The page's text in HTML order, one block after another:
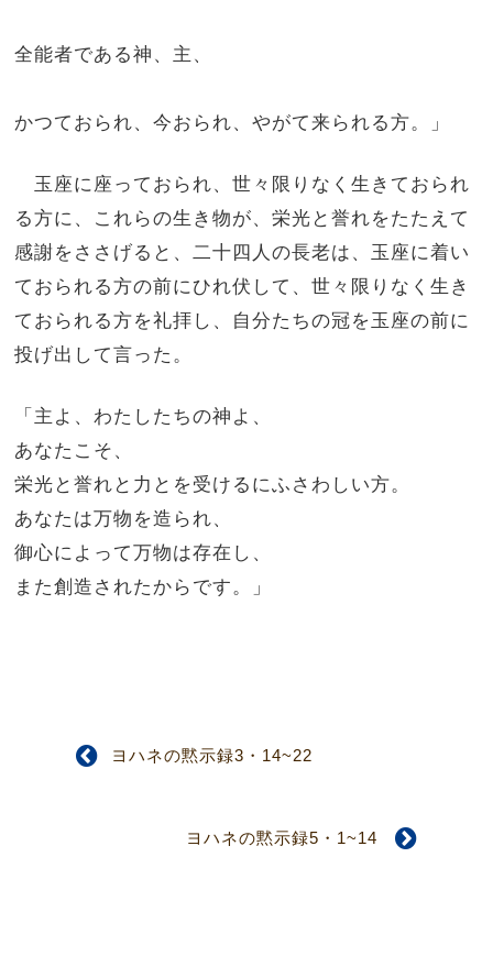
全能者である神、主、
かつておられ、今おられ、やがて来られる方。」
玉座に座っておられ、世々限りなく生きておられ
る方に、これらの生き物が、栄光と誉れをたたえて
感謝をささげると、二十四人の長老は、玉座に着い
ておられる方の前にひれ伏して、世々限りなく生き
ておられる方を礼拝し、自分たちの冠を玉座の前に
投げ出して言った。
「主よ、わたしたちの神よ、
あなたこそ、
栄光と誉れと力とを受けるにふさわしい方。
あなたは万物を造られ、
御心によって万物は存在し、
また創造されたからです。」
ヨハネの黙示録3・14~22
ヨハネの黙示録5・1~14